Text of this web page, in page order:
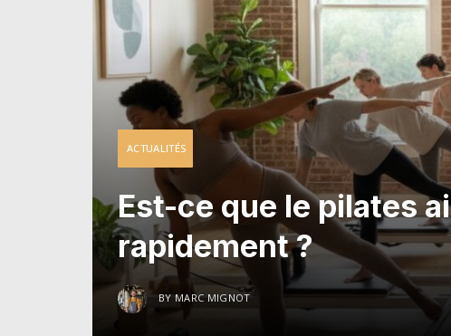
ACTUALITÉS
Est-ce que le pilates
rapidement ?
BY MARC MIGNOT